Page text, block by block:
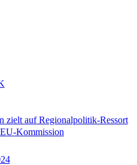
zielt auf Regionalpolitik-Ressort
Kommission